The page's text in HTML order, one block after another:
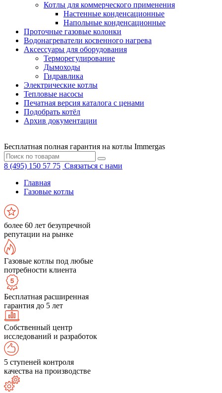
Котлы для коммерческого применения
Настенные конденсационные
Напольные конденсационные
Проточные газовые колонки
Водонагреватели косвенного нагрева
Аксессуары для оборудования
Терморегулирование
Дымоходы
Гидравлика
Электрические котлы
Тепловые насосы
Печатная версия каталога с ценами
Подобрать котёл
Архив документации
Бесплатная полная гарантия на котлы Immergas
8 (495) 150 57 75 Связаться с нами
Главная
Газовые котлы
более 60 лет безупречной
репутации на рынке
Газовые котлы под любые
потребности клиента
Бесплатная расширенная
гарантия до 5 лет
Собственный центр
исследований и разработок
5 ступеней контроля
качества на производстве